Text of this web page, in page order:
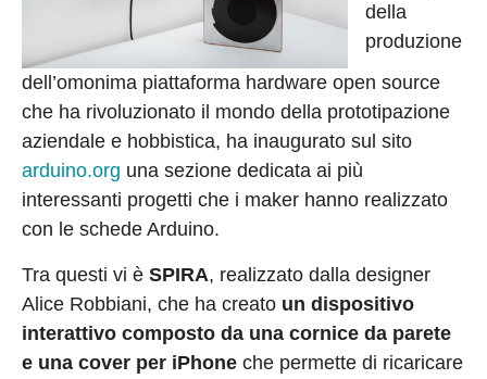
della
produzione
dell’omonima piattaforma hardware open source
che ha rivoluzionato il mondo della prototipazione
aziendale e hobbistica, ha inaugurato sul sito
arduino.org una sezione dedicata ai più
interessanti progetti che i maker hanno realizzato
con le schede Arduino.
Tra questi vi è SPIRA, realizzato dalla designer
Alice Robbiani, che ha creato un dispositivo
interattivo composto da una cornice da parete
e una cover per iPhone che permette di ricaricare